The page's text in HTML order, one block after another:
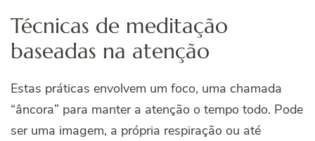
Técnicas de meditação
baseadas na atenção
Estas práticas envolvem um foco, uma chamada
“âncora” para manter a atenção o tempo todo. Pode
ser uma imagem, a própria respiração ou até